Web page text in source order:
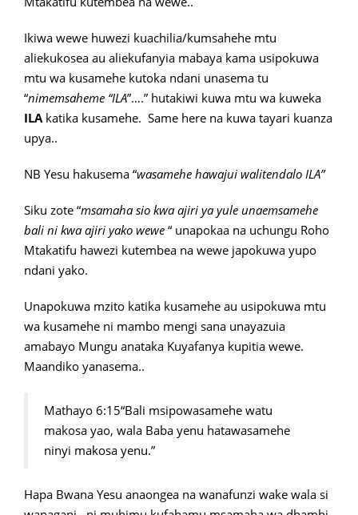
Ikiwa wewe huwezi kuachilia/kumsahehe mtu
aliekukosea au aliekufanyia mabaya kama usipokuwa
mtu wa kusamehe kutoka ndani unasema tu
“nimemsaheme “ILA”….” hutakiwi kuwa mtu wa kuweka
ILAkatika kusamehe. Same here na kuwa tayari kuanza
upya..
NB Yesu hakusema “wasamehe hawajui walitendalo ILA”
Siku zote “msamaha sio kwa ajiri ya yule unaemsamehe
bali ni kwa ajiri yako wewe “ unapokaa na uchungu Roho
Mtakatifu hawezi kutembea na wewe japokuwa yupo
ndani yako.
Unapokuwa mzito katika kusamehe au usipokuwa mtu
wa kusamehe ni mambo mengi sana unayazuia
amabayo Mungu anataka Kuyafanya kupitia wewe.
Maandiko yanasema..
Mathayo 6:15“Bali msipowasamehe watu
makosa yao, wala Baba yenu hatawasamehe
ninyi makosa yenu.”
Hapa Bwana Yesu anaongea na wanafunzi wake wala si